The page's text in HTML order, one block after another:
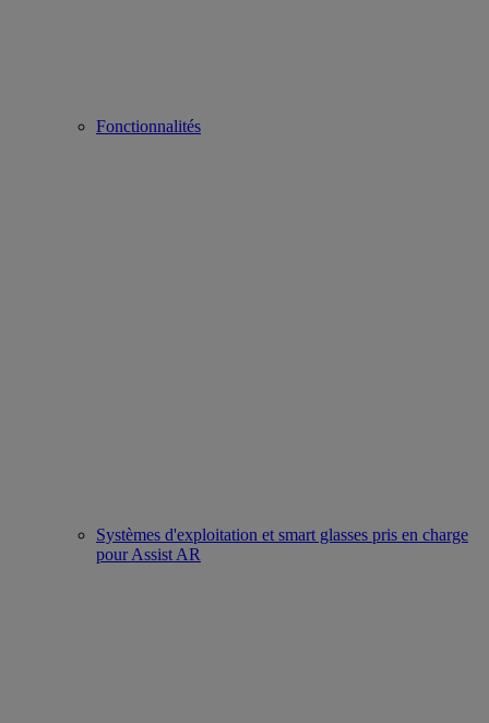
Fonctionnalités
Systèmes d'exploitation et smart glasses pris en charge
pour Assist AR